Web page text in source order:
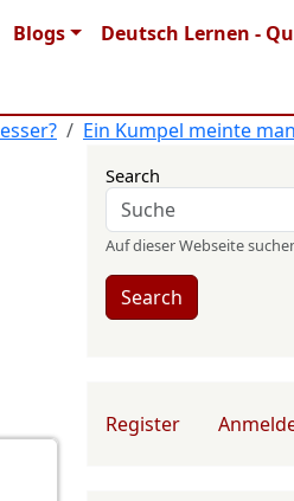
Blogs Deutsch Lernen -
Ein Kumpel meinte
Search
Auf dieser Webseite
Search
User account menu
Register